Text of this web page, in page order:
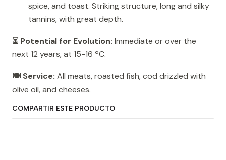
spice, and toast. Striking structure, long and silky
tannins, with great depth.
⏳ Potential for Evolution: Immediate or over the
next 12 years, at 15-16 ºC.
🍽️ Service: All meats, roasted fish, cod drizzled with
olive oil, and cheeses.
COMPARTIR ESTE PRODUCTO